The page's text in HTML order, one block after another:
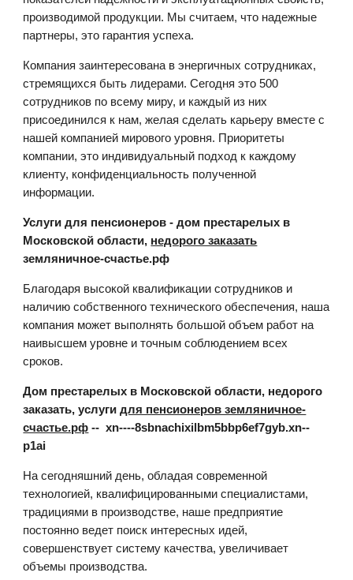
производимой продукции. Мы считаем, что надежные
партнеры, это гарантия успеха.
Компания заинтересована в энергичных сотрудниках,
стремящихся быть лидерами. Сегодня это 500
сотрудников по всему миру, и каждый из них
присоединился к нам, желая сделать карьеру вместе с
нашей компанией мирового уровня. Приоритеты
компании, это индивидуальный подход к каждому
клиенту, конфиденциальность полученной
информации.
Услуги для пенсионеров - дом престарелых в
Московской области, недорого заказать
земляничное-счастье.рф
Благодаря высокой квалификации сотрудников и
наличию собственного технического обеспечения, наша
компания может выполнять большой объем работ на
наивысшем уровне и точным соблюдением всех
сроков.
Дом престарелых в Московской области, недорого
заказать, услугидля пенсионеров земляничное-
счастье.рф -- xn----8sbnachixilbm5bbp6ef7gyb.xn--
p1ai
На сегодняшний день, обладая современной
технологией, квалифицированными специалистами,
традициями в производстве, наше предприятие
постоянно ведет поиск интересных идей,
совершенствует систему качества, увеличивает
объемы производства.